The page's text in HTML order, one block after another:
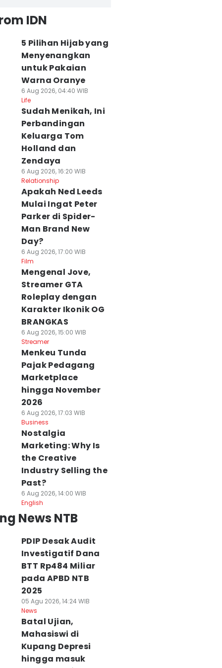
IDN
5 Pilihan Hijab yang
Menyenangkan
untuk Pakaian
Warna Oranye
6 Aug 2026, 04:40 WIB
Life
Sudah Menikah, Ini
Perbandingan
Keluarga Tom
Holland dan
Zendaya
6 Aug 2026, 16:20 WIB
Relationship
Apakah Ned Leeds
Mulai Ingat Peter
Parker di Spider-
Man Brand New
Day?
6 Aug 2026, 17:00 WIB
Film
Mengenal Jove,
Streamer GTA
Roleplay dengan
Karakter Ikonik OG
BRANGKAS
6 Aug 2026, 15:00 WIB
Streamer
Menkeu Tunda
Pajak Pedagang
Marketplace
hingga November
2026
6 Aug 2026, 17:03 WIB
Business
Nostalgia
Marketing: Why Is
the Creative
Industry Selling the
Past?
6 Aug 2026, 14:00 WIB
English
News NTB
PDIP Desak Audit
Investigatif Dana
BTT Rp484 Miliar
pada APBD NTB
2025
05 Agu 2026, 14:24 WIB
News
Batal Ujian,
Mahasiswi di
Kupang Depresi
hingga masuk